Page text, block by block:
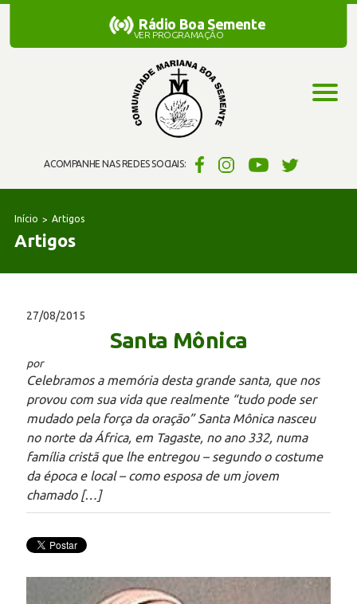
ACOMPANHE NAS REDES SOCIAIS:
Rádio Boa Semente
Rádio Boa Semente
VER PROGRAMAÇÃO
Início Artigos
Artigos
27/08/2015
Santa Mônica
por
Celebramos a memória desta grande santa, que nos
provou com sua vida que realmente “tudo pode ser
mudado pela força da oração” Santa Mônica nasceu
no norte da África, em Tagaste, no ano 332, numa
família cristã que lhe entregou – segundo o costume
da época e local – como esposa de um jovem
chamado […]